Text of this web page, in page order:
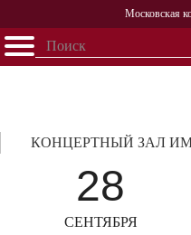
Московская
Открыть - закрыть
28
СЕНТЯБРЯ
КОНЦЕРТНЫЙ ЗАЛ